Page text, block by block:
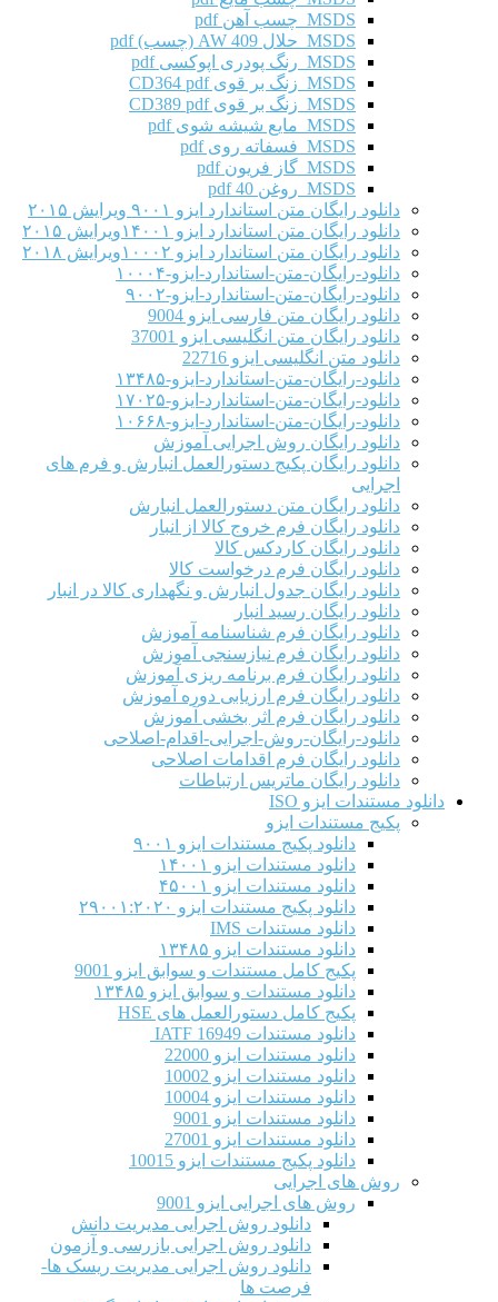
MSDS چسب آهن pdf
MSDS حلال AW 409 (چسب) pdf
MSDS رنگ پودری اپوکسی pdf
MSDS زنگ بر قوی CD364 pdf
MSDS زنگ بر قوی CD389 pdf
MSDS مایع شیشه شوی pdf
MSDS فسفاته روی pdf
MSDS گاز فریون pdf
MSDS روغن 40 pdf
دانلود رایگان متن استاندارد ایزو ۹۰۰۱ ویرایش ۲۰۱۵
دانلود رایگان متن استاندارد ایزو ۱۴۰۰۱ویرایش ۲۰۱۵
دانلود رایگان متن استاندارد ایزو ۱۰۰۰۲ویرایش ۲۰۱۸
دانلود-رایگان-متن-استاندارد-ایزو-۱۰۰۰۴
دانلود-رایگان-متن-استاندارد-ایزو-۹۰۰۲
دانلود رایگان متن فارسی ایزو 9004
دانلود رایگان متن انگلیسی ایزو 37001
دانلود متن انگلیسی ایزو 22716
دانلود-رایگان-متن-استاندارد-ایزو-۱۳۴۸۵
دانلود-رایگان-متن-استاندارد-ایزو-۱۷۰۲۵
دانلود-رایگان-متن-استاندارد-ایزو-۱۰۶۶۸
دانلود رایگان روش اجرایی آموزش
دانلود رایگان پکیج دستورالعمل انبارش و فرم های
اجرایی
دانلود رایگان متن دستورالعمل انبارش
دانلود رایگان فرم خروج کالا از انبار
دانلود رایگان کاردکس کالا
دانلود رایگان فرم درخواست کالا
دانلود رایگان جدول انبارش و نگهداری کالا در انبار
دانلود رایگان رسید انبار
دانلود رایگان فرم شناسنامه آموزش
دانلود رایگان فرم نیازسنجی آموزش
دانلود رایگان فرم برنامه ریزی آموزش
دانلود رایگان فرم ارزیابی دوره آموزش
دانلود رایگان فرم اثر بخشی آموزش
دانلود-رایگان-روش-اجرایی-اقدام-اصلاحی
دانلود رایگان فرم اقدامات اصلاحی
دانلود رایگان ماتریس ارتباطات
دانلود مستندات ایزو ISO
پکیج مستندات ایزو
دانلود پکیج مستندات ایزو ۹۰۰۱
دانلود مستندات ایزو ۱۴۰۰۱
دانلود مستندات ایزو ۴۵۰۰۱
دانلود پکیج مستندات ایزو ۲۹۰۰۱:۲۰۲۰
دانلود مستندات IMS
دانلود مستندات ایزو ۱۳۴۸۵
پکیج کامل مستندات و سوابق ایزو 9001
دانلود مستندات و سوابق ایزو ۱۳۴۸۵
پکیج کامل دستورالعمل های HSE
دانلود مستندات IATF 16949
دانلود مستندات ایزو 22000
دانلود مستندات ایزو 10002
دانلود مستندات ایزو 10004
دانلود مستندات ایزو 9001
دانلود مستندات ایزو 27001
دانلود پکیج مستندات ایزو 10015
روش های اجرایی
روش های اجرایی ایزو 9001
دانلود روش اجرایی مدیریت دانش
دانلود روش اجرایی بازرسی و آزمون
دانلود روش اجرایی مدیریت ریسک ها-
فرصت ها